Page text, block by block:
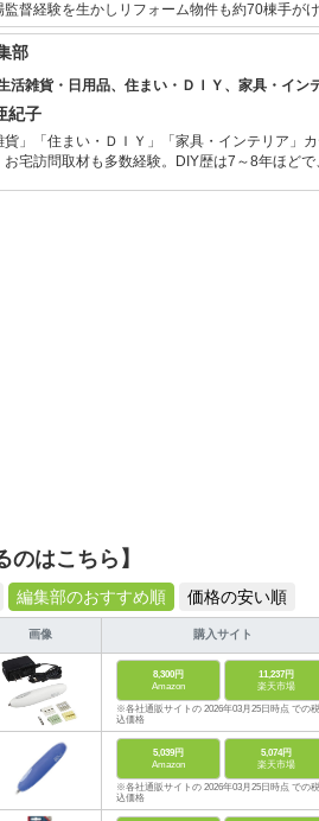
験を生かしリフォーム物件も約70棟手がける。 住宅や暮らし方、環境整備
で一般企業研修・公的機関・学校等にて講師と
バイザー、ルームスタイリスト資格認定講師と
も定評があり、多くの文具を試してきた。 多趣味が高じて醗酵教室や手抜き家事教
好評を得ている。 子ども３人。A型・獅子座
部
活雑貨・日用品、住まい・ＤＩＹ、家具・イン
紀子
貨」「住まい・ＤＩＹ」「家具・インテリア」
お宅訪問取材も多数経験。DIY歴は7～8年ほど
のはこちら】
編集部のおすすめ順 価格の安い順
画像 購入サイト
8,300円
Amazon
11,237円
楽天市場
※各社通販サイトの 2026年03月25日時点 での税
込価格
5,039円
Amazon
5,074円
楽天市場
※各社通販サイトの 2026年03月25日時点 での税
込価格